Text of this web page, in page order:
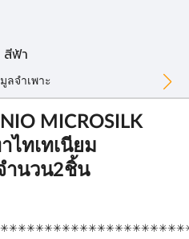
สีฟ้า
ลจำเพาะ
MICROSILK
ไทเทเนียม
ำนวน2ชิ้น